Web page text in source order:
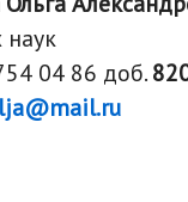
наук
04 86 доб.